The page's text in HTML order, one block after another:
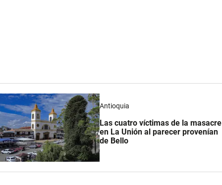
Antioquia
Las cuatro víctimas de la masacre
en La Unión al parecer provenían
de Bello